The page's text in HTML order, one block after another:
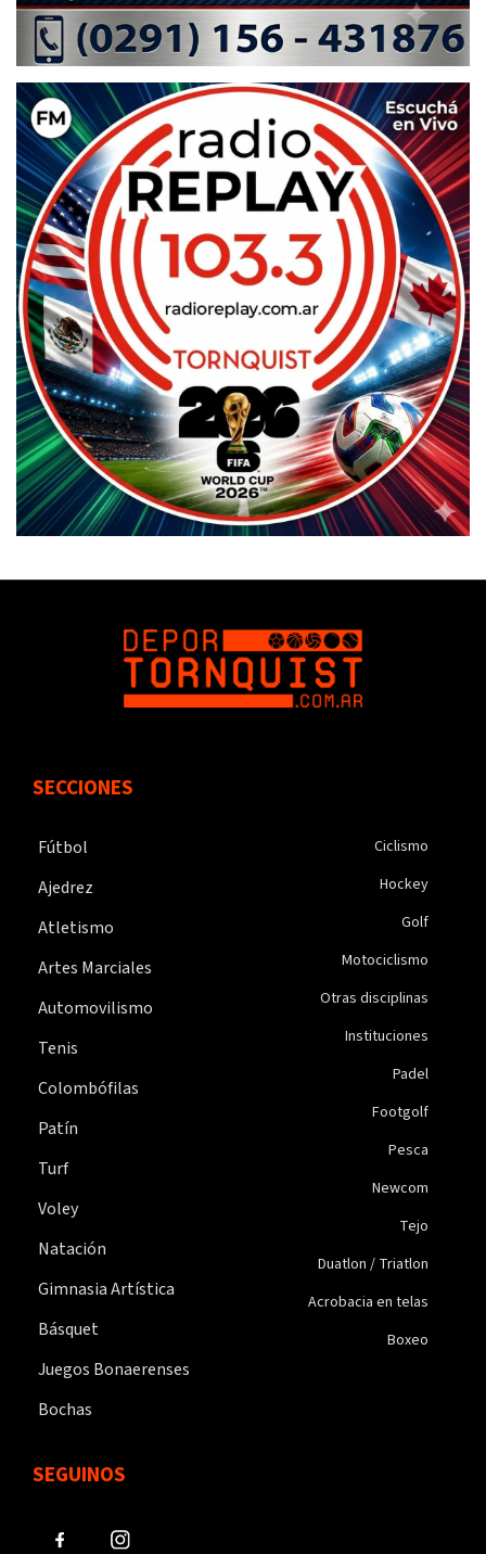
SECCIONES
Fútbol
Ajedrez
Atletismo
Artes Marciales
Automovilismo
Tenis
Colombófilas
Patín
Turf
Voley
Natación
Gimnasia Artística
Básquet
Juegos Bonaerenses
Bochas
Ciclismo
Hockey
Golf
Motociclismo
Otras disciplinas
Instituciones
Padel
Footgolf
Pesca
Newcom
Tejo
Duatlon / Triatlon
Acrobacia en telas
Boxeo
SEGUINOS